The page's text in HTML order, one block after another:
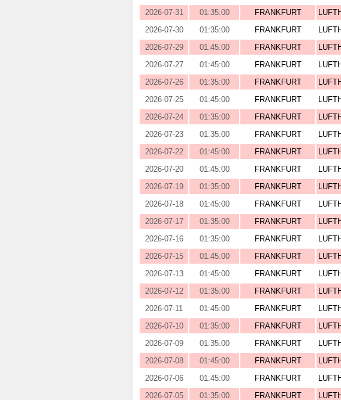
2026-07-31
01:35:00 FRANKFURT
2026-07-30
01:35:00 FRANKFURT
2026-07-29
01:45:00 FRANKFURT
2026-07-27
01:45:00 FRANKFURT
2026-07-26
01:35:00 FRANKFURT
2026-07-25
01:45:00 FRANKFURT
2026-07-24
01:35:00 FRANKFURT
2026-07-23
01:35:00 FRANKFURT
2026-07-22
01:45:00 FRANKFURT
2026-07-20
01:45:00 FRANKFURT
2026-07-19
01:35:00 FRANKFURT
2026-07-18
01:45:00 FRANKFURT
2026-07-17
01:35:00 FRANKFURT
2026-07-16
01:35:00 FRANKFURT
2026-07-15
01:45:00 FRANKFURT
2026-07-13
01:45:00 FRANKFURT
2026-07-12
01:35:00 FRANKFURT
2026-07-11
01:45:00 FRANKFURT
2026-07-10
01:35:00 FRANKFURT
2026-07-09
01:35:00 FRANKFURT
2026-07-08
01:45:00 FRANKFURT
2026-07-06
01:45:00 FRANKFURT
2026-07-05
01:35:00 FRANKFURT